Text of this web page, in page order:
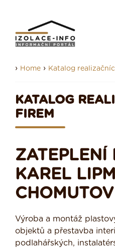
› Home › Katalog
KATALOG
FIREM
ZATEPLENÍ
KAREL
CHOMUTOV
Výroba a montáž
objektů a přestavba
podlahářských,